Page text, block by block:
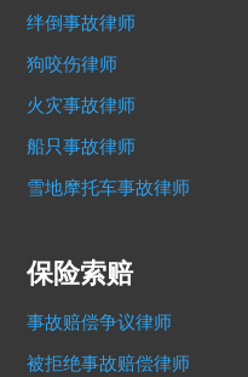
绊倒事故律师
狗咬伤律师
火灾事故律师
船只事故律师
雪地摩托车事故律师
保险索赔
事故赔偿争议律师
被拒绝事故赔偿律师